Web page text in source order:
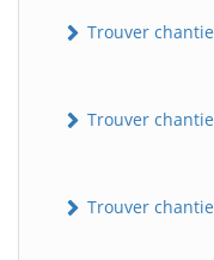
Trouver
Trouver
Trouver